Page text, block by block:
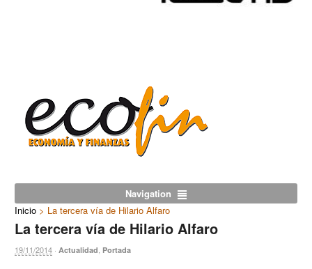
Navigation
Inicio > La tercera vía de Hilario Alfaro
La tercera vía de Hilario Alfaro
19/11/2014 ·Actualidad, Portada